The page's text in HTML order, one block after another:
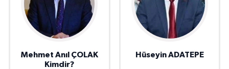
Mehmet Anıl ÇOLAK
Kimdir?
Hüseyin ADATEPE